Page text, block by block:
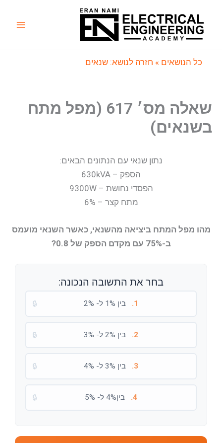
כל הנושאים » חזרה לנושא: שנאים
שאלה מס׳ 617 (מפל מתח
בשנאים)
נתון שנאי עם הנתונים הבאים:
הספק – 630kVA
הפסדי נחושת – 9300W
מתח קצר – 6%
מהו מפל המתח ביציאה מהשנאי, כאשר השנאי מועמס
ב-75% עם מקדם הספק של 0.8?
בחר את התשובה הנכונה:
1. בין 1% ל- 2% 🔒
2. בין 2% ל- 3% 🔒
3. בין 3% ל- 4% 🔒
4. בין4% ל- 5% 🔒